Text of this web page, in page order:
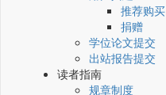
推荐购买
捐赠
学位论文提交
出站报告提交
读者指南
规章制度